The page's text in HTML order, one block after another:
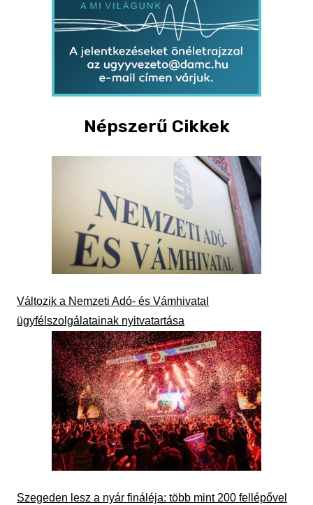
Népszerű Cikkek
Változik a Nemzeti Adó- és Vámhivatal
ügyfélszolgálatainak nyitvatartása
Szegeden lesz a nyár fináléja: több mint 200 fellépővel